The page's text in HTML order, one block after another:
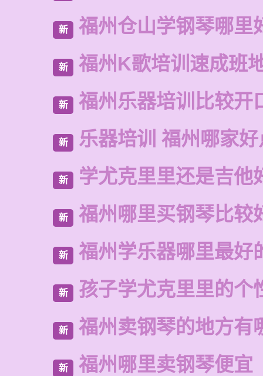
新 福州仓山学钢琴哪里
新 福州K歌培训速成班
新 福州乐器培训比较开
新 乐器培训 福州哪家
新 学尤克里里还是吉他
新 福州哪里买钢琴比较
新 福州学乐器哪里最好
新 孩子学尤克里里的个
新 福州卖钢琴的地方有
新 福州哪里卖钢琴便宜